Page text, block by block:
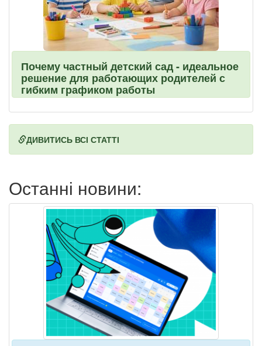
Почему частный детский сад - идеальное
решение для работающих родителей с
гибким графиком работы
ДИВИТИСЬ ВСІ СТАТТІ
Останні новини: